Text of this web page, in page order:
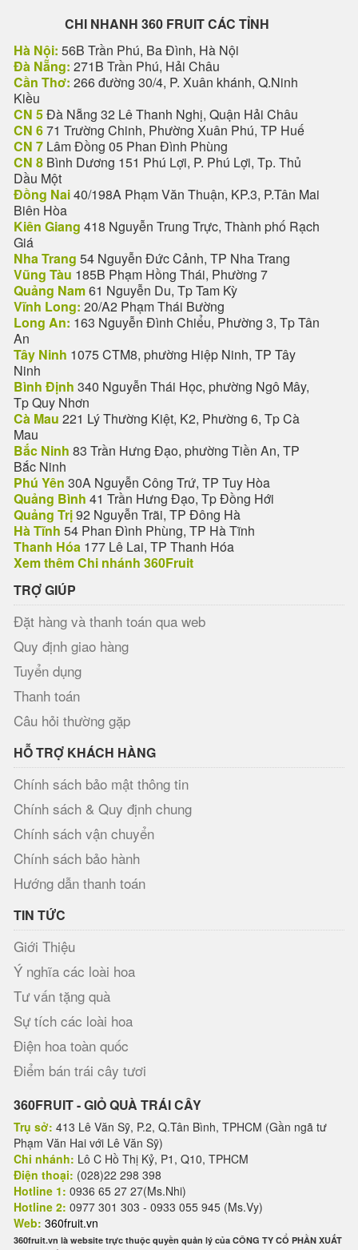
CHI NHANH 360 FRUIT CÁC TỈNH
Hà Nội: 56B Trần Phú, Ba Đình, Hà Nội
Đà Nẵng: 271B Trần Phú, Hải Châu
Cần Thơ: 266 đường 30/4, P. Xuân khánh, Q.Ninh
Kiều
CN 5Đà Nẵng 32 Lê Thanh Nghị, Quận Hải Châu
CN 671 Trường Chinh, Phường Xuân Phú, TP Huế
CN 7 Lâm Đồng 05 Phan Đình Phùng
CN 8 Bình Dương 151 Phú Lợi, P. Phú Lợi, Tp. Thủ
Dầu Một
Đồng Nai40/198A Phạm Văn Thuận, KP.3, P.Tân Mai
Biên Hòa
Kiên Giang 418 Nguyễn Trung Trực, Thành phố Rạch
Giá
Nha Trang 54 Nguyễn Đức Cảnh, TP Nha Trang
Vũng Tàu 185B Phạm Hồng Thái, Phường 7
Quảng Nam61 Nguyễn Du, Tp Tam Kỳ
Vĩnh Long: 20/A2 Phạm Thái Bường
Long An: 163 Nguyễn Đình Chiểu, Phường 3, Tp Tân
An
Tây Ninh 1075 CTM8, phường Hiệp Ninh, TP Tây
Ninh
Bình Định 340 Nguyễn Thái Học, phường Ngô Mây,
Tp Quy Nhơn
Cà Mau 221 Lý Thường Kiệt, K2, Phường 6, Tp Cà
Mau
Bắc Ninh 83 Trần Hưng Đạo, phường Tiền An, TP
Bắc Ninh
Phú Yên 30A Nguyễn Công Trứ, TP Tuy Hòa
Quảng Bình 41 Trần Hưng Đạo, Tp Đồng Hới
Quảng Trị92 Nguyễn Trãi, TP Đông Hà
Hà Tĩnh 54 Phan Đình Phùng, TP Hà Tĩnh
Thanh Hóa 177 Lê Lai, TP Thanh Hóa
Xem thêm Chi nhánh 360Fruit
TRỢ GIÚP
Đặt hàng và thanh toán qua web
Quy định giao hàng
Tuyển dụng
Thanh toán
Câu hỏi thường gặp
HỖ TRỢ KHÁCH HÀNG
Chính sách bảo mật thông tin
Chính sách & Quy định chung
Chính sách vận chuyển
Chính sách bảo hành
Hướng dẫn thanh toán
TIN TỨC
Giới Thiệu
Ý nghĩa các loài hoa
Tư vấn tặng quà
Sự tích các loài hoa
Điện hoa toàn quốc
Điểm bán trái cây tươi
360FRUIT - GIỎ QUÀ TRÁI CÂY
Trụ sở: 413 Lê Văn Sỹ, P.2, Q.Tân Bình, TPHCM (Gần ngã tư
Phạm Văn Hai với Lê Văn Sỹ)
Chi nhánh: Lô C Hồ Thị Kỷ, P1, Q10, TPHCM
Điện thoại: (028)22 298 398
Hotline 1: 0936 65 27 27(Ms.Nhi)
Hotline 2: 0977 301 303 - 0933 055 945 (Ms.Vy)
Web: 360fruit.vn
360fruit.vn là website trực thuộc quyền quản lý của CÔNG TY CỔ PHẦN XUẤT